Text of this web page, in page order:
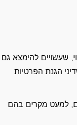
שעשויים להימצא גם
הגנת הפרטיות
למעט מקרים בהם